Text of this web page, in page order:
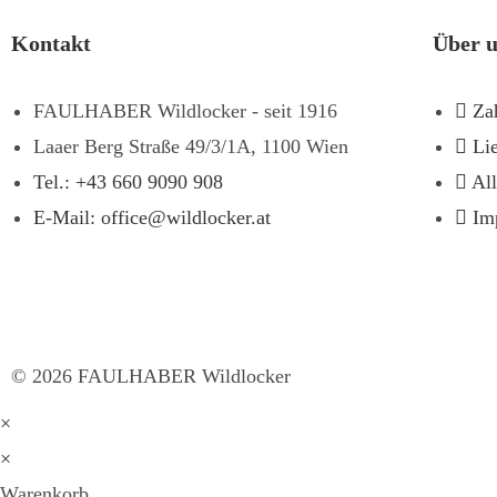
Kontakt
FAULHABER Wildlocker - seit 1916
Laaer Berg Straße 49/3/1A, 1100 Wien
Tel.: +43 660 9090 908
E-Mail: office@wildlocker.at
Über
© 2026 FAULHABER Wildlocker
×
×